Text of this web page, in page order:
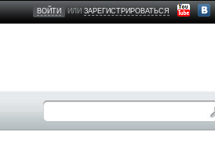
ВОЙТИ ИЛИЗАРЕГИСТРИРОВАТЬСЯ